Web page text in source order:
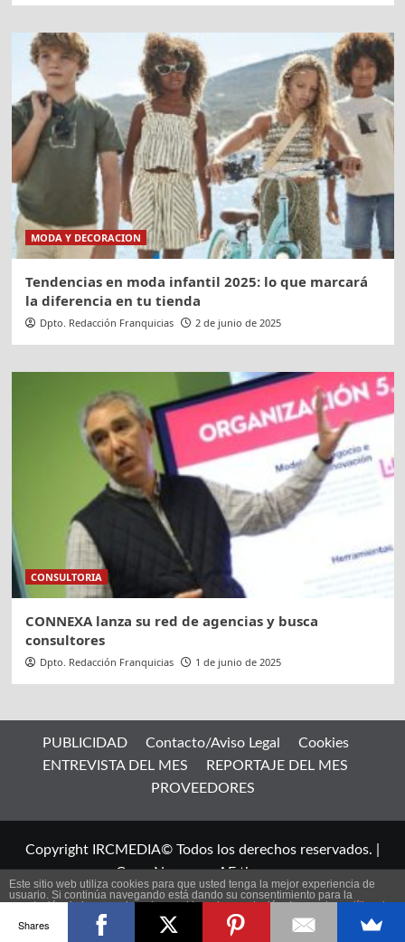
MODA Y DECORACION
Tendencias en moda infantil 2025: lo que marcará
la diferencia en tu tienda
Dpto. Redacción Franquicias 2 de junio de 2025
CONSULTORIA
CONNEXA lanza su red de agencias y busca
consultores
Dpto. Redacción Franquicias 1 de junio de 2025
PUBLICIDAD Contacto/Aviso Legal
Cookies
ENTREVISTA DEL MES
REPORTAJE DEL MES
PROVEEDORES
Copyright IRCMEDIA© Todos los derechos reservados.
CoverNewspor AF themes.
Este sitio web utiliza cookies para que usted tenga la mejor experiencia de
usuario. Si continúa navegando está dando su consentimiento para la
aceptación de las mencionadas cookies y la aceptación de nuestrapolítica de
, pinche el enlace para mayor información.
plugin cookies
Shares